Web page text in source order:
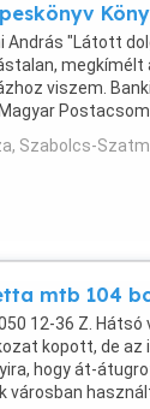
András "Látott
megkímélt
viszem.
leinformálható
Szabolcs-
mtb 104
12-36 Z.
kopott, de az
hogy át-
városban